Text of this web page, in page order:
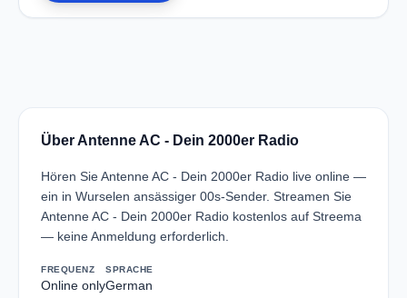
Über Antenne AC - Dein 2000er Radio
Hören Sie Antenne AC - Dein 2000er Radio live online —
ein in Wurselen ansässiger 00s-Sender. Streamen Sie
Antenne AC - Dein 2000er Radio kostenlos auf Streema
— keine Anmeldung erforderlich.
FREQUENZ
Online only
SPRACHE
German